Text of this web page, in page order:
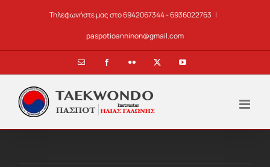
Τηλεφωνήστε μας στο 6942067344 - 6936022763 |
paspotioanninon@gmail.com
Email FacebookFlickr YouTube